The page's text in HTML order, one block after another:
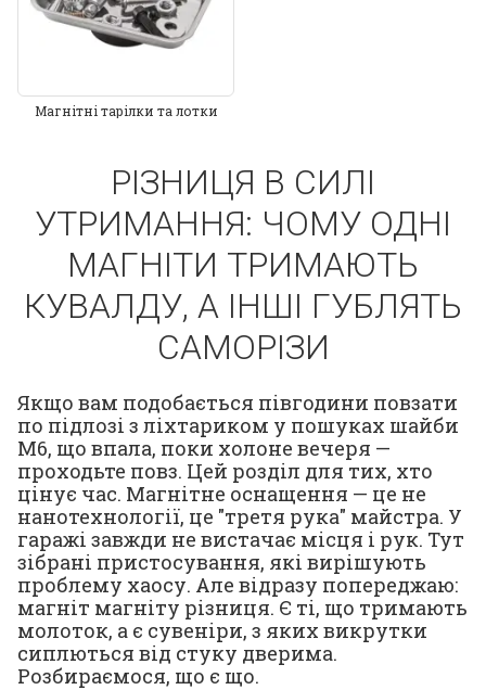
Магнітні тарілки та лотки
РІЗНИЦЯ В СИЛІ
УТРИМАННЯ: ЧОМУ ОДНІ
МАГНІТИ ТРИМАЮТЬ
КУВАЛДУ, А ІНШІ ГУБЛЯТЬ
САМОРІЗИ
Якщо вам подобається півгодини повзати
по підлозі з ліхтариком у пошуках шайби
М6, що впала, поки холоне вечеря —
проходьте повз. Цей розділ для тих, хто
цінує час. Магнітне оснащення — це не
нанотехнології, це "третя рука" майстра. У
гаражі завжди не вистачає місця і рук. Тут
зібрані пристосування, які вирішують
проблему хаосу. Але відразу попереджаю:
магніт магніту різниця. Є ті, що тримають
молоток, а є сувеніри, з яких викрутки
сиплються від стуку дверима.
Розбираємося, що є що.